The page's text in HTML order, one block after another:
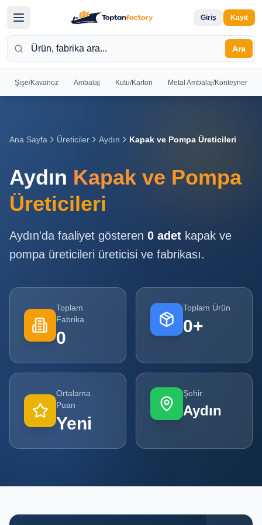
Giriş Kayıt
Ara
Şişe/Kavanoz Ambalaj Kutu/Karton Metal Ambalaj/Konteyner
Giriş yapın
Giriş
Yap
Ol
Ana
Sayfa
Tüm
Ürünler
Kampanyalar
POPÜLER
KATEGORILER
Ana Sayfa Üreticiler Aydın Kapak ve Pompa Üreticileri
Aydın Kapak ve Pompa
Üreticileri
Aydın'da faaliyet gösteren 0 adet kapak ve
pompa üreticileri üreticisi ve fabrikası.
Toplam
Fabrika
0
Toplam Ürün
0+
Ortalama
Puan
Yeni
Şehir
Aydın